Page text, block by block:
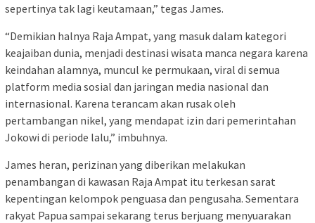
sepertinya tak lagi keutamaan,” tegas James.
“Demikian halnya Raja Ampat, yang masuk dalam kategori
keajaiban dunia, menjadi destinasi wisata manca negara karena
keindahan alamnya, muncul ke permukaan, viral di semua
platform media sosial dan jaringan media nasional dan
internasional. Karena terancam akan rusak oleh
pertambangan nikel, yang mendapat izin dari pemerintahan
Jokowi di periode lalu,” imbuhnya.
James heran, perizinan yang diberikan melakukan
penambangan di kawasan Raja Ampat itu terkesan sarat
kepentingan kelompok penguasa dan pengusaha. Sementara
rakyat Papua sampai sekarang terus berjuang menyuarakan